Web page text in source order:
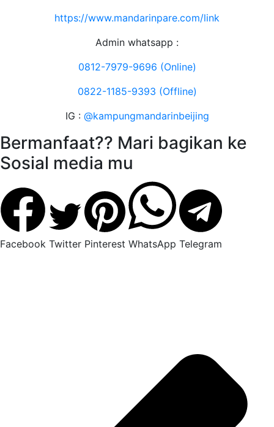
https://www.mandarinpare.com/link
Admin whatsapp :
0812-7979-9696 (Online)
0822-1185-9393 (Offline)
IG : @kampungmandarinbeijing
Bermanfaat?? Mari bagikan ke
Sosial media mu
Facebook Twitter Pinterest WhatsApp Telegram